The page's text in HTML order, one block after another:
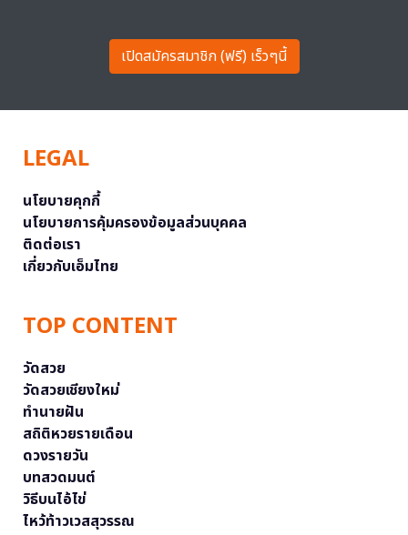
เปิดสมัครสมาชิก (ฟรี) เร็วๆนี้
LEGAL
นโยบายคุกกี้
นโยบายการคุ้มครองข้อมูลส่วนบุคคล
ติดต่อเรา
เกี่ยวกับเอ็มไทย
TOP CONTENT
วัดสวย
วัดสวยเชียงใหม่
ทำนายฝัน
สถิติหวยรายเดือน
ดวงรายวัน
บทสวดมนต์
วิธีบนไอ้ไข่
ไหว้ท้าวเวสสุวรรณ